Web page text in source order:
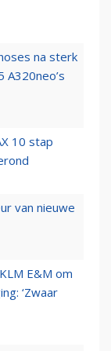
na sterk
A320neo’s
10 stap
van nieuwe
E&M om
‘Zwaar